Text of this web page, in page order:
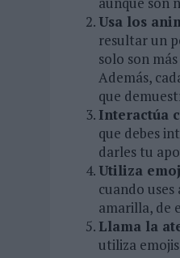
Usa los
resultar un
solo son
Además,
que
Interactúa
que debes
darles tu
Utiliza
cuando
amarilla, de
Llama la
utiliza